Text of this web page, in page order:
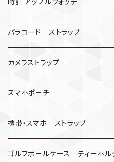
シャックル
数珠
ベルトループ
クボタン
キーケース
人形
忍者
キャンプ道具
iPhone
時計 アップルウォッチ
カナビラウォッチ
腕時計
アップルウォッチ
バックル
マッドマックス
パラコード ストラップ
サバイバルツール
カメラストラップ
スマホポーチ
携帯・スマホ ストラップ
ネックストラップ・ショルダースト
ゴルフボールケース ティーホル